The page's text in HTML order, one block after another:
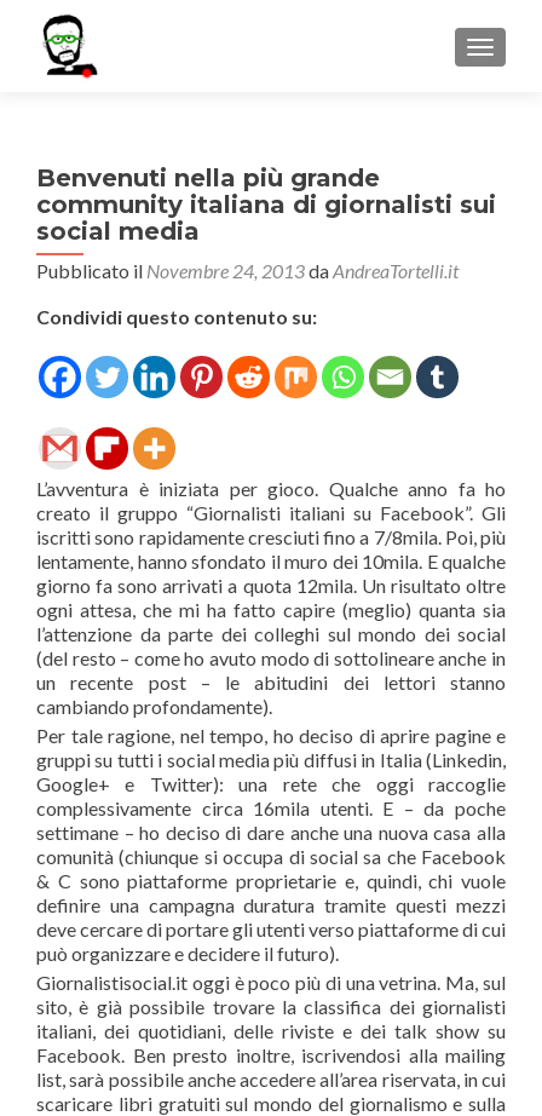
Benvenuti nella più grande
community italiana di giornalisti sui
social media
Pubblicato il Novembre 24, 2013daAndreaTortelli.it
Condividi questo contenuto su:
L’avventura è iniziata per gioco. Qualche anno fa ho
creato il gruppo “Giornalisti italiani su Facebook”. Gli
iscritti sono rapidamente cresciuti fino a 7/8mila. Poi, più
lentamente, hanno sfondato il muro dei 10mila. E qualche
giorno fa sono arrivati a quota 12mila. Un risultato oltre
ogni attesa, che mi ha fatto capire (meglio) quanta sia
l’attenzione da parte dei colleghi sul mondo dei social
(del resto – come ho avuto modo di sottolineare anche in
un recente post – le abitudini dei lettori stanno
cambiando profondamente).
Per tale ragione, nel tempo, ho deciso di aprire pagine e
gruppi su tutti i social media più diffusi in Italia (Linkedin,
Google+ e Twitter): una rete che oggi raccoglie
complessivamente circa 16mila utenti. E – da poche
settimane – ho deciso di dare anche una nuova casa alla
comunità (chiunque si occupa di social sa che Facebook
& C sono piattaforme proprietarie e, quindi, chi vuole
definire una campagna duratura tramite questi mezzi
deve cercare di portare gli utenti verso piattaforme di cui
può organizzare e decidere il futuro).
Giornalistisocial.it oggi è poco più di una vetrina. Ma, sul
sito, è già possibile trovare la classifica dei giornalisti
italiani, dei quotidiani, delle riviste e dei talk show su
Facebook. Ben presto inoltre, iscrivendosi alla mailing
list, sarà possibile anche accedere all’area riservata, in cui
scaricare libri gratuiti sul mondo del giornalismo e sulla